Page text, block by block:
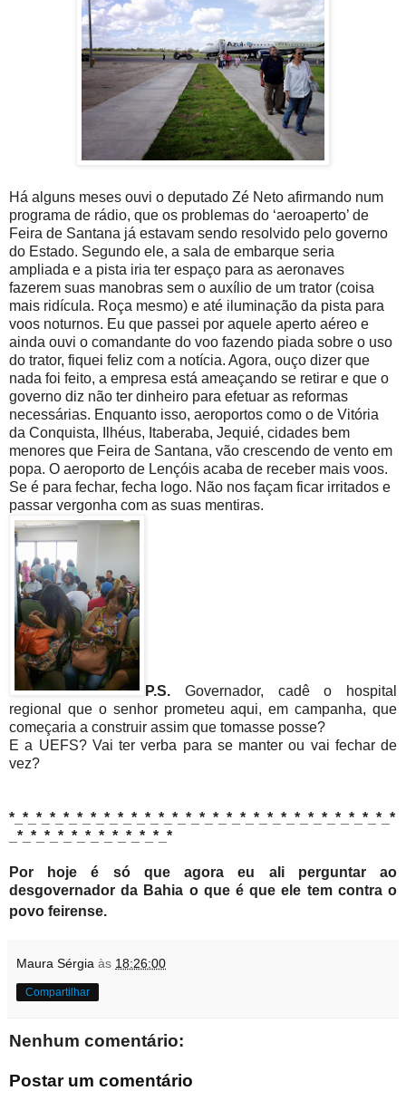
Há alguns meses ouvi o deputado Zé Neto afirmando num
programa de rádio, que os problemas do ‘aeroaperto’ de
Feira de Santana já estavam sendo resolvido pelo governo
do Estado. Segundo ele, a sala de embarque seria
ampliada e a pista iria ter espaço para as aeronaves
fazerem suas manobras sem o auxílio de um trator (coisa
mais ridícula. Roça mesmo) e até iluminação da pista para
voos noturnos. Eu que passei por aquele aperto aéreo e
ainda ouvi o comandante do voo fazendo piada sobre o uso
do trator, fiquei feliz com a notícia. Agora, ouço dizer que
nada foi feito, a empresa está ameaçando se retirar e que o
governo diz não ter dinheiro para efetuar as reformas
necessárias. Enquanto isso, aeroportos como o de Vitória
da Conquista, Ilhéus, Itaberaba, Jequié, cidades bem
menores que Feira de Santana, vão crescendo de vento em
popa. O aeroporto de Lençóis acaba de receber mais voos.
Se é para fechar, fecha logo. Não nos façam ficar irritados e
passar vergonha com as suas mentiras.
P.S. Governador, cadê o hospital
regional que o senhor prometeu aqui, em campanha, que
começaria a construir assim que tomasse posse?
E a UEFS? Vai ter verba para se manter ou vai fechar de
vez?
*_*_*_*_*_*_*_*_*_*_*_*_*_*_*_*_*_*_*_*_*_*_*_*_*_*_*_*_*
_*_*_*_*_*_*_*_*_*_*_*_*
Por hoje é só que agora eu ali perguntar ao
desgovernador da Bahia o que é que ele tem contra o
povo feirense.
Maura Sérgia às 18:26:00
Compartilhar
Nenhum comentário:
Postar um comentário